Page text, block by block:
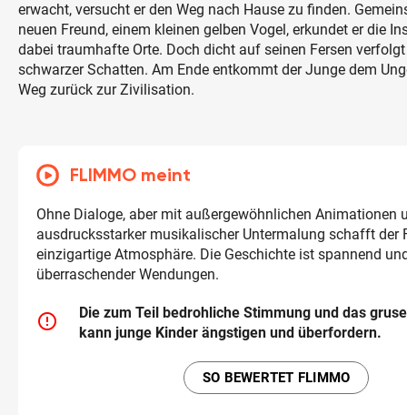
erwacht, versucht er den Weg nach Hause zu finden.
neuen Freund, einem kleinen gelben Vogel, erkundet er die
dabei traumhafte Orte. Doch dicht auf seinen Fersen
schwarzer Schatten. Am Ende entkommt der Junge dem
Weg zurück zur Zivilisation.
FLIMMO meint
Ohne Dialoge, aber mit außergewöhnlichen Animationen
ausdrucksstarker musikalischer Untermalung schafft der
einzigartige Atmosphäre. Die Geschichte ist spannend
überraschender Wendungen.
error_outline
Die zum Teil bedrohliche Stimmung und das
kann junge Kinder ängstigen und überfordern.
SO BEWERTET FLIMMO